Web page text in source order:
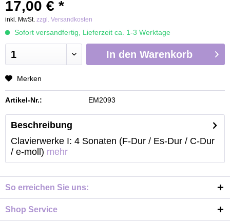
17,00 € *
inkl. MwSt. zzgl. Versandkosten
Sofort versandfertig, Lieferzeit ca. 1-3 Werktage
In den Warenkorb
Merken
Artikel-Nr.: EM2093
Beschreibung
Clavierwerke I: 4 Sonaten (F-Dur / Es-Dur / C-Dur
/ e-moll) mehr
So erreichen Sie uns:
Shop Service